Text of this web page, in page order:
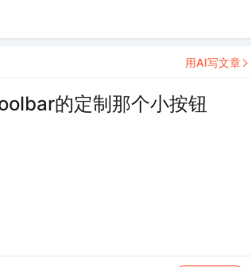
的定制那个小按钮
用AI写文章